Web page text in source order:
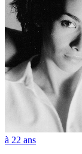
à 22 ans